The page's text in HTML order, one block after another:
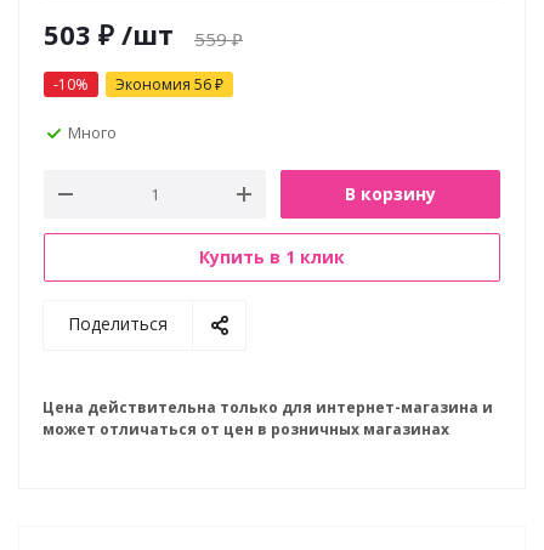
503 ₽ /шт 559₽
-10% Экономия 56₽
Много
В корзину
Купить в 1 клик
Поделиться
Цена действительна только для интернет-магазина и
может отличаться от цен в розничных магазинах